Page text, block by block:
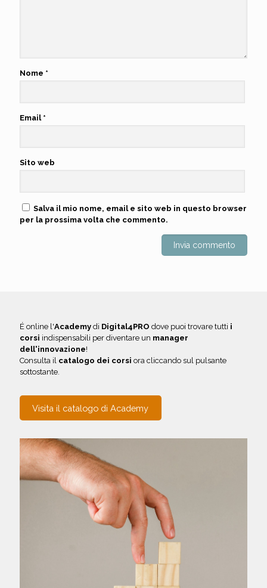
Nome *
Email *
Sito web
Salva il mio nome, email e sito web in questo browser
per la prossima volta che commento.
É online l'Academy di Digital4PRO dove puoi trovare tutti i
corsi indispensabili per diventare un manager
dell'innovazione!
Consulta il catalogo dei corsi ora cliccando sul pulsante
sottostante.
Visita il catalogo di Academy